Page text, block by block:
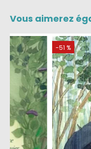
Vous aimerez